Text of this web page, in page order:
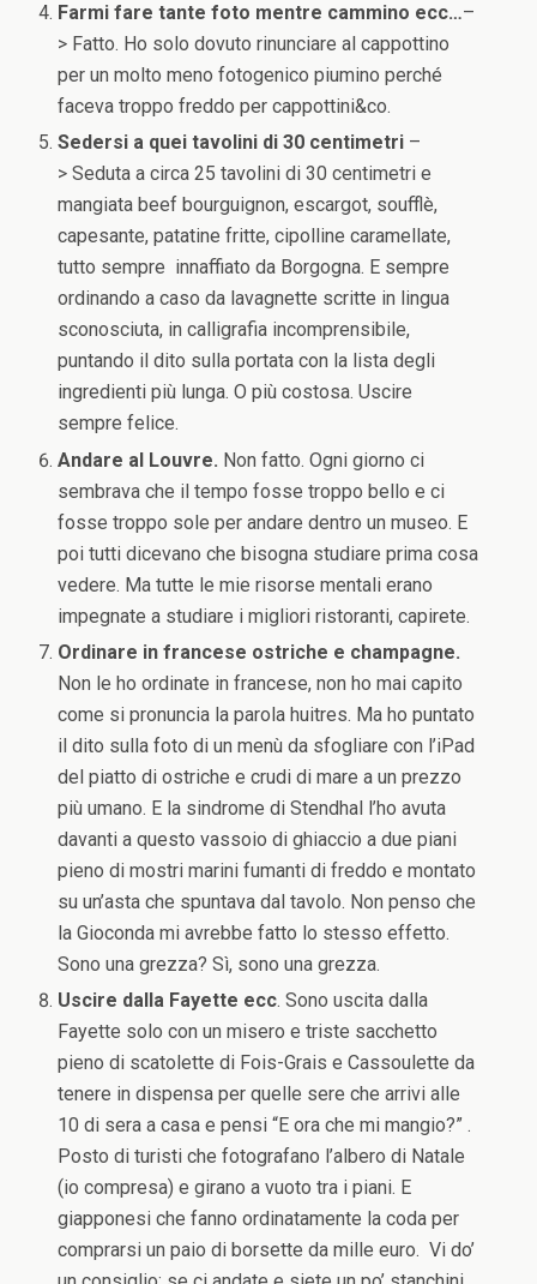
Farmi fare tante foto mentre cammino ecc…–
> Fatto. Ho solo dovuto rinunciare al cappottino
per un molto meno fotogenico piumino perché
faceva troppo freddo per cappottini&co.
Sedersi a quei tavolini di 30 centimetri –
> Seduta a circa 25 tavolini di 30 centimetri e
mangiata beef bourguignon, escargot, soufflè,
capesante, patatine fritte, cipolline caramellate,
tutto sempre innaffiato da Borgogna. E sempre
ordinando a caso da lavagnette scritte in lingua
sconosciuta, in calligrafia incomprensibile,
puntando il dito sulla portata con la lista degli
ingredienti più lunga. O più costosa. Uscire
sempre felice.
Andare al Louvre. Non fatto. Ogni giorno ci
sembrava che il tempo fosse troppo bello e ci
fosse troppo sole per andare dentro un museo. E
poi tutti dicevano che bisogna studiare prima cosa
vedere. Ma tutte le mie risorse mentali erano
impegnate a studiare i migliori ristoranti, capirete.
Ordinare in francese ostriche e champagne.
Non le ho ordinate in francese, non ho mai capito
come si pronuncia la parola huitres. Ma ho puntato
il dito sulla foto di un menù da sfogliare con l’iPad
del piatto di ostriche e crudi di mare a un prezzo
più umano. E la sindrome di Stendhal l’ho avuta
davanti a questo vassoio di ghiaccio a due piani
pieno di mostri marini fumanti di freddo e montato
su un’asta che spuntava dal tavolo. Non penso che
la Gioconda mi avrebbe fatto lo stesso effetto.
Sono una grezza? Sì, sono una grezza.
Uscire dalla Fayette ecc. Sono uscita dalla
Fayette solo con un misero e triste sacchetto
pieno di scatolette di Fois-Grais e Cassoulette da
tenere in dispensa per quelle sere che arrivi alle
10 di sera a casa e pensi “E ora che mi mangio?” .
Posto di turisti che fotografano l’albero di Natale
(io compresa) e girano a vuoto tra i piani. E
giapponesi che fanno ordinatamente la coda per
comprarsi un paio di borsette da mille euro. Vi do’